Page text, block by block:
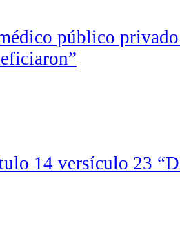
público
14 versículo 23